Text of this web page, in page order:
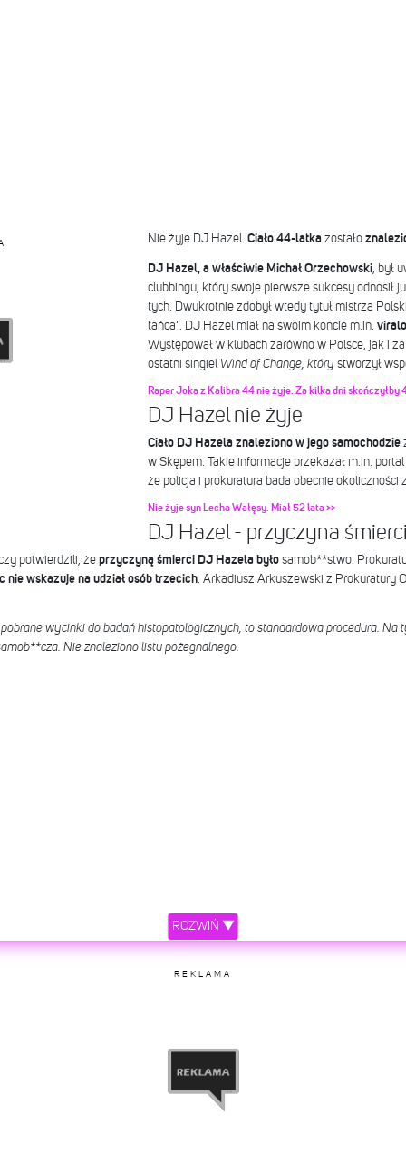
Nie żyje DJ Hazel. Ciało 44-latkazostało
DJ Hazel, a właściwie Michał Orzechowski, był
clubbingu, który swoje pierwsze sukcesy odnosił
tych. Dwukrotnie zdobył wtedy tytuł mistrza
tańca”. DJ Hazel miał na swoim koncie m.in.
Występował w klubach zarówno w Polsce, jak i
ostatni singiel Wind of Change, który stworzył
Raper Joka z Kalibra 44 nie żyje. Za kilka dni skończyłby
DJ Hazel nie żyje
Ciało DJ Hazela znaleziono w jego samochodzie
w Skępem. Takie informacje przekazał m.in.
że policja i prokuratura bada obecnie okoliczności
Nie żyje syn Lecha Wałęsy. Miał 52 lata >>
DJ Hazel - przyczyna
potwierdzili, że przyczyną śmierci DJ Hazela byłosamob**stwo.
nie wskazuje na udział osób trzecich. Arkadiusz Arkuszewski z Prokuratury
wycinki do badań histopatologicznych, to standardowa procedura. Na
Nie znaleziono listu pożegnalnego.
ROZWIŃ ▼
REKLAMA